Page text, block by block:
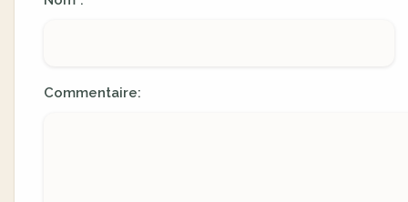
Commentaire: